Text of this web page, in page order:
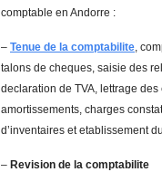
comptable en Andorre :
– Tenue de la comptabilite,
talons de cheques, saisie des
declaration de TVA, lettrage
amortissements, charges
d’inventaires et etablissement
– Revision de la comptabilite